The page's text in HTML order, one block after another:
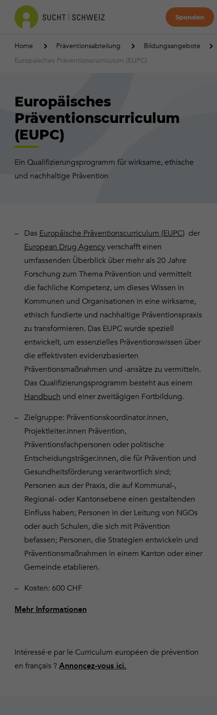
Spenden
Home Präventionsabteilung
Bildungsangebote
Europäisches Präventionscurriculum (EUPC)
Europäisches
Präventionscurriculum
(EUPC)
Ein Qualifizierungsprogramm für wirksame, ethische
und nachhaltige Prävention
Das Europäische Präventionscurriculum (EUPC) der
European Drug Agencyverschafft einen
umfassenden Überblick über mehr als 20 Jahre
Forschung zum Thema Prävention und vermittelt
die fachliche Kompetenz, um dieses Wissen in
Kommunen und Organisationen in eine wirksame,
ethisch fundierte und nachhaltige Präventionspraxis
zu transformieren. Das EUPC wurde speziell
entwickelt, um essenzielles Präventionswissen über
die effektivsten evidenzbasierten
Präventionsmaßnahmen und -ansätze zu vermitteln.
Das Qualifizierungsprogramm besteht aus einem
Handbuch und einer zweitägigen Fortbildung.
Zielgruppe: Präventionskoordinator.innen,
Projektleiter.innen Prävention,
Präventionsfachpersonen oder politische
Entscheidungsträger.innen, die für Prävention und
Gesundheitsförderung verantwortlich sind;
Personen aus der Praxis, die auf Kommunal-,
Regional- oder Kantonsebene einen gestaltenden
Einfluss haben; Personen in der Leitung von NGOs
oder auch Schulen, die sich mit Prävention
befassen; Personen, die Strategien entwickeln und
Präventionsmaßnahmen in einem Kanton oder einer
Gemeinde etablieren.
Kosten: 600 CHF
Mehr Informationen
Intéressé·e par le Curriculum européen de prévention
en français ? Annoncez-vous ici.